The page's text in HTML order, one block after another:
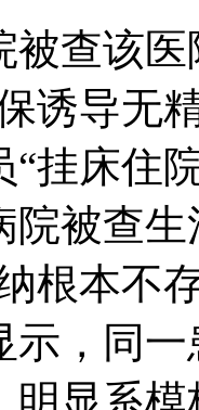
被查该医
诱导无
“挂床住
院被查
根本不
示，同
明显系